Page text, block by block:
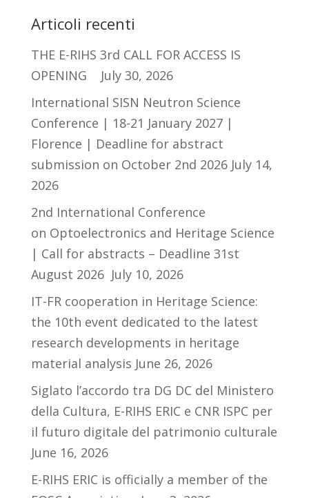
Articoli recenti
THE E-RIHS 3rd CALL FOR ACCESS IS
OPENING
July 30, 2026
International SISN Neutron Science
Conference | 18-21 January 2027 |
Florence | Deadline for abstract
submission on October 2nd 2026 July 14,
2026
2nd International Conference
on Optoelectronics and Heritage Science
| Call for abstracts – Deadline 31st
August 2026 July 10, 2026
IT-FR cooperation in Heritage Science:
the 10th event dedicated to the latest
research developments in heritage
material analysis June 26, 2026
Siglato l’accordo tra DG DC del Ministero
della Cultura, E-RIHS ERIC e CNR ISPC per
il futuro digitale del patrimonio culturale
June 16, 2026
E-RIHS ERIC is officially a member of the